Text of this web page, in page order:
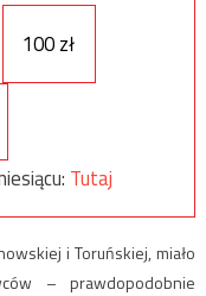
100 zł
Tutaj
i Toruńskiej, miało
– prawdopodobnie